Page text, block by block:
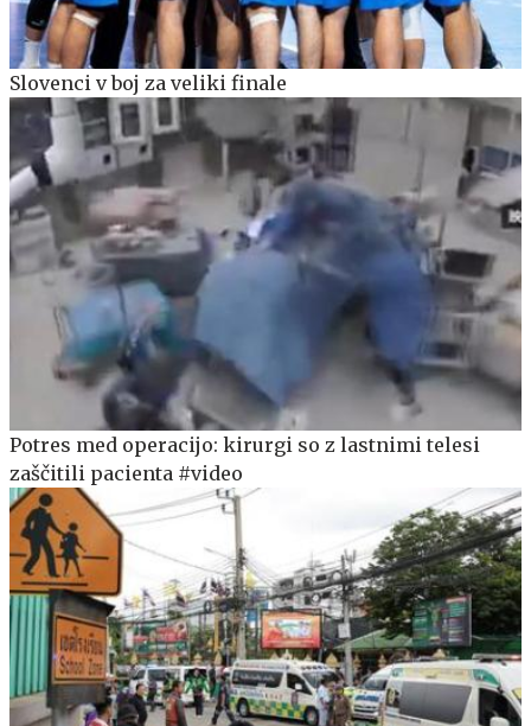
Slovenci v boj za veliki finale
Potres med operacijo: kirurgi so z lastnimi telesi
zaščitili pacienta #video